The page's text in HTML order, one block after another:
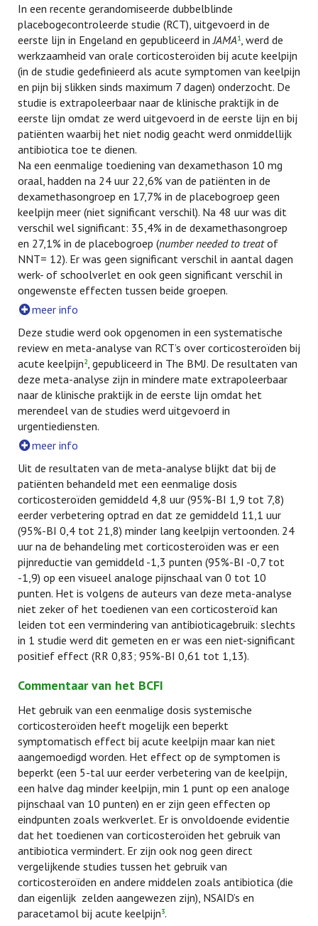
In een recente gerandomiseerde dubbelblinde
placebogecontroleerde studie (RCT), uitgevoerd in de
eerste lijn in Engeland en gepubliceerd inJAMA1, werd de
werkzaamheid van orale corticosteroïden bij acute keelpijn
(in de studie gedefinieerd als acute symptomen van keelpijn
en pijn bij slikken sinds maximum 7 dagen) onderzocht. De
studie is extrapoleerbaar naar de klinische praktijk in de
eerste lijn omdat ze werd uitgevoerd in de eerste lijn en bij
patiënten waarbij het niet nodig geacht werd onmiddellijk
antibiotica toe te dienen.
Na een eenmalige toediening van dexamethason 10 mg
oraal, hadden na 24 uur 22,6% van de patiënten in de
dexamethasongroep en 17,7% in de placebogroep geen
keelpijn meer (niet significant verschil). Na 48 uur was dit
verschil wel significant: 35,4% in de dexamethasongroep
en 27,1% in de placebogroep (number needed to treatof
NNT= 12). Er was geen significant verschil in aantal dagen
werk- of schoolverlet en ook geen significant verschil in
ongewenste effecten tussen beide groepen.
meer info
Deze studie werd ook opgenomen in een systematische
review en meta-analyse van RCT’s over corticosteroïden bij
acute keelpijn2, gepubliceerd in The BMJ. De resultaten van
deze meta-analyse zijn in mindere mate extrapoleerbaar
naar de klinische praktijk in de eerste lijn omdat het
merendeel van de studies werd uitgevoerd in
urgentiediensten.
meer info
Uit de resultaten van de meta-analyse blijkt dat bij de
patiënten behandeld met een eenmalige dosis
corticosteroïden gemiddeld 4,8 uur (95%-BI 1,9 tot 7,8)
eerder verbetering optrad en dat ze gemiddeld 11,1 uur
(95%-BI 0,4 tot 21,8) minder lang keelpijn vertoonden. 24
uur na de behandeling met corticosteroïden was er een
pijnreductie van gemiddeld -1,3 punten (95%-BI -0,7 tot
-1,9) op een visueel analoge pijnschaal van 0 tot 10
punten. Het is volgens de auteurs van deze meta-analyse
niet zeker of het toedienen van een corticosteroïd kan
leiden tot een vermindering van antibioticagebruik: slechts
in 1 studie werd dit gemeten en er was een niet-significant
positief effect (RR 0,83; 95%-BI 0,61 tot 1,13).
Commentaar van het BCFI
Het gebruik van een eenmalige dosis systemische
corticosteroïden heeft mogelijk een beperkt
symptomatisch effect bij acute keelpijn maar kan niet
aangemoedigd worden. Het effect op de symptomen is
beperkt (een 5-tal uur eerder verbetering van de keelpijn,
een halve dag minder keelpijn, min 1 punt op een analoge
pijnschaal van 10 punten) en er zijn geen effecten op
eindpunten zoals werkverlet. Er is onvoldoende evidentie
dat het toedienen van corticosteroïden het gebruik van
antibiotica vermindert. Er zijn ook nog geen direct
vergelijkende studies tussen het gebruik van
corticosteroïden en andere middelen zoals antibiotica (die
dan eigenlijk zelden aangewezen zijn), NSAID’s en
paracetamol bij acute keelpijn3.